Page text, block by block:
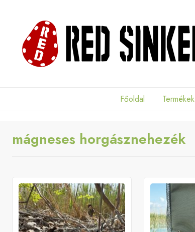
Főoldal Termékek
mágneses horgásznehezék